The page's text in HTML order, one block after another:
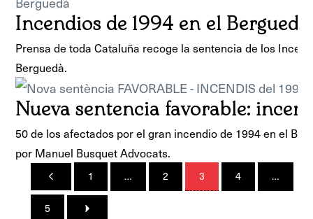
Incendios de 1994 en el Berguedà
Prensa de toda Cataluña recoge la sentencia de los
Berguedà.
Nueva sentencia favorable:
50 de los afectados por el gran incendio de 1994 en el
por Manuel Busquet Advocats.
1 … 2 3 4 …
5